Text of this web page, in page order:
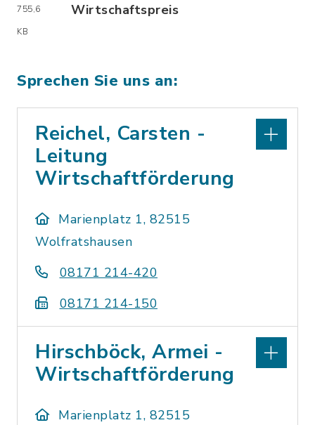
755,6
KB
Wirtschaftspreis
Sprechen Sie uns an:
Reichel, Carsten -
Leitung
Wirtschaftförderung
Marienplatz 1, 82515
Wolfratshausen
08171 214-420
08171 214-150
Hirschböck, Armei -
Wirtschaftförderung
Marienplatz 1, 82515